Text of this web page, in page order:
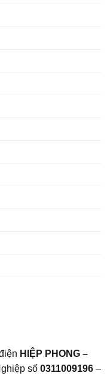
HIỆP PHONG –
số 0311009196 –